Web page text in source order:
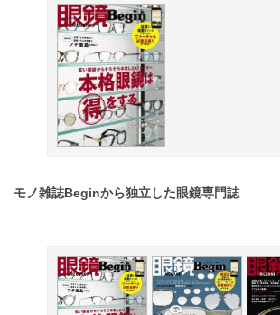
モノ雑誌Beginから独立した眼鏡専門誌